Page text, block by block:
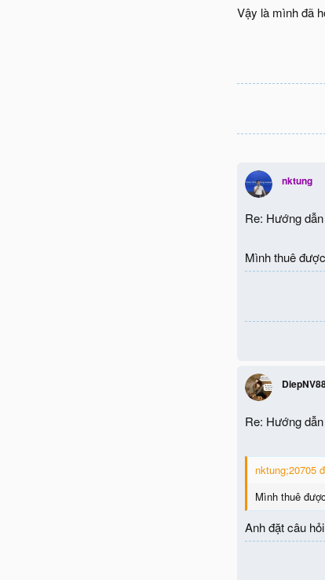
Vậy là mình đã
nktung
Re: Hướng
Mình thuê
Re: Hướng
nktung;20705
Mình thuê
Anh đặt câu